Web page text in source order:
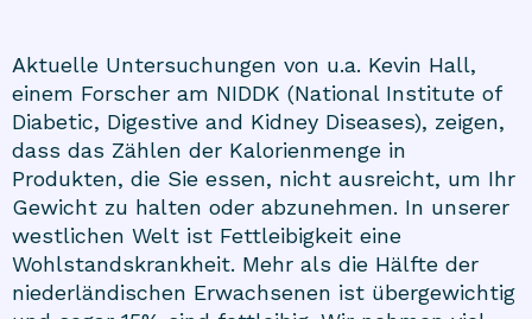
Aktuelle Untersuchungen von u.a. Kevin Hall,
einem Forscher am NIDDK (National Institute of
Diabetic, Digestive and Kidney Diseases), zeigen,
dass das Zählen der Kalorienmenge in
Produkten, die Sie essen, nicht ausreicht, um Ihr
Gewicht zu halten oder abzunehmen. In unserer
westlichen Welt ist Fettleibigkeit eine
Wohlstandskrankheit. Mehr als die Hälfte der
niederländischen Erwachsenen ist übergewichtig